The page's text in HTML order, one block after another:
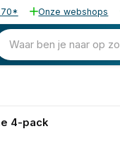
Onze webshops
Waar ben je naar op
4-pack
158,00 excl.
191,18 incl. btw